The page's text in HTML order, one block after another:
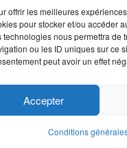
offrir les meilleures
pour stocker et/ou accéder
technologies nous permettra de
ou les ID uniques sur ce
peut avoir un effet
Accepter
Conditions
Croix
du pochoir: 14,5 ×
7,00€ TTC